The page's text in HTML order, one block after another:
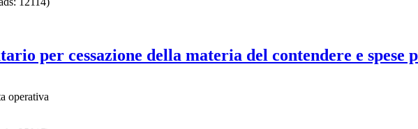
per cessazione della materia del contendere e spese
operativa